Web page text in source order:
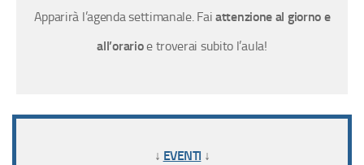
Apparirà l’agenda settimanale. Faiattenzione al giorno e
all’orarioe troverai subito l’aula!
↓ EVENTI ↓